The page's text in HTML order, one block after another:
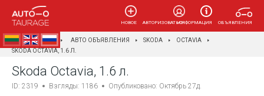
ОБЪЯВЛЕНИЯ
ИНФОРМАЦИЯ
НОВОЕ АВТОРИЗОВАТЬСЯ
AUTOTAURAGĖ АВТО ОБЪЯВЛЕНИЯ SKODA
OCTAVIA
SKODA OCTAVIA, 1.6 Л.
Skoda Octavia, 1.6 л.
ID: 2319 Взгляды: 1186 Опубликовано: Октябрь 27д.